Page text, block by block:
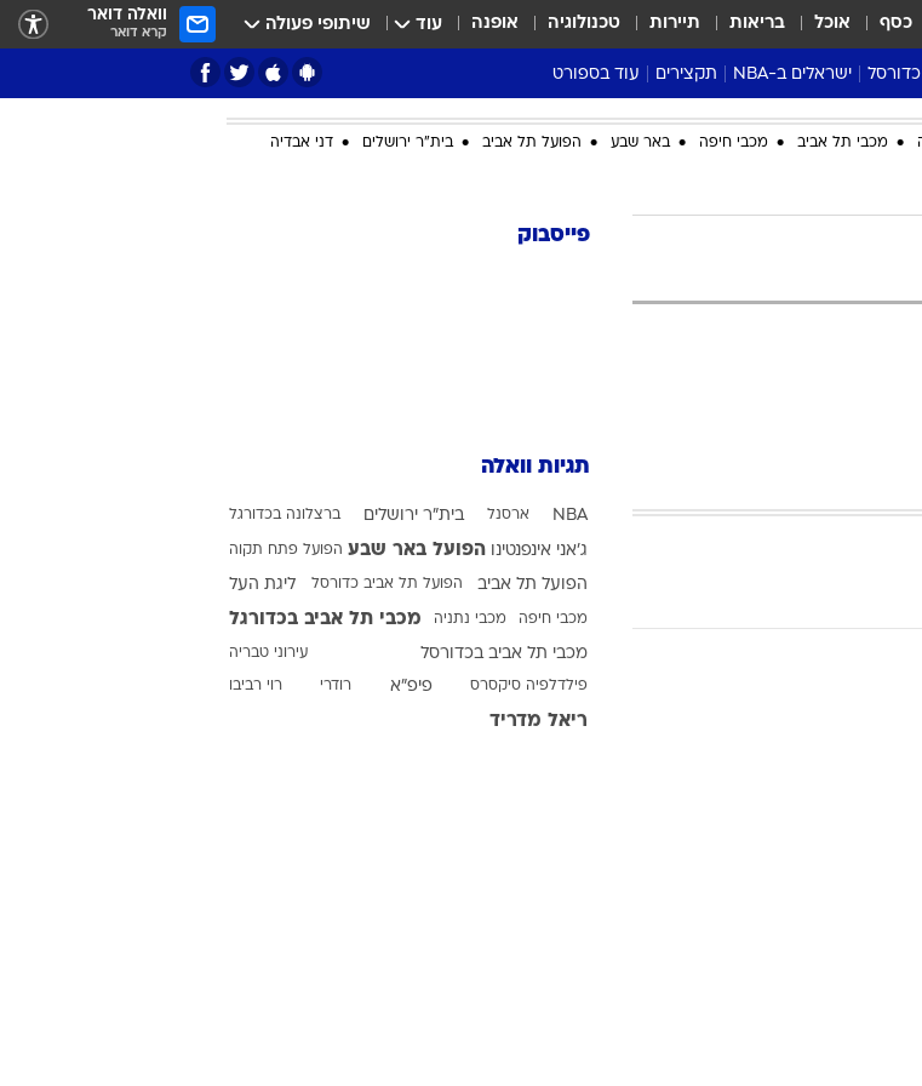
כסף אוכל בריאות תיירות טכנולוגיה אופנה עוד שיתופי פעולה וואלה דואר
קרא דואר
כדורסל
ליגת העל
כדורסל נשים
ישראלים ב-NBA
דני אבדיה
תקצירים עוד בספורט
מונדיאל 2026
NBA
פודקאסטים
אבא של שבת
פוקר
ענפים נוספים
לוח שידורים
החידה של ספורט1
ארכיון מדורים מחוץ לקווים
מכבי תל אביב מכבי חיפה באר שבע הפועל תל אביב בית"ר ירושלים דני אבדיה
פייסבוק
תגיות וואלה
NBA ארסנל בית"ר ירושלים ברצלונה בכדורגל
ג'אני אינפנטינו הפועל באר שבע הפועל פתח תקוה
הפועל תל אביב הפועל תל אביב כדורסל ליגת העל
מכבי חיפה מכבי נתניה מכבי תל אביב בכדורגל
מכבי תל אביב בכדורסל עירוני טבריה
פילדלפיה סיקסרס פיפ"א רודרי רוי רביבו
ריאל מדריד